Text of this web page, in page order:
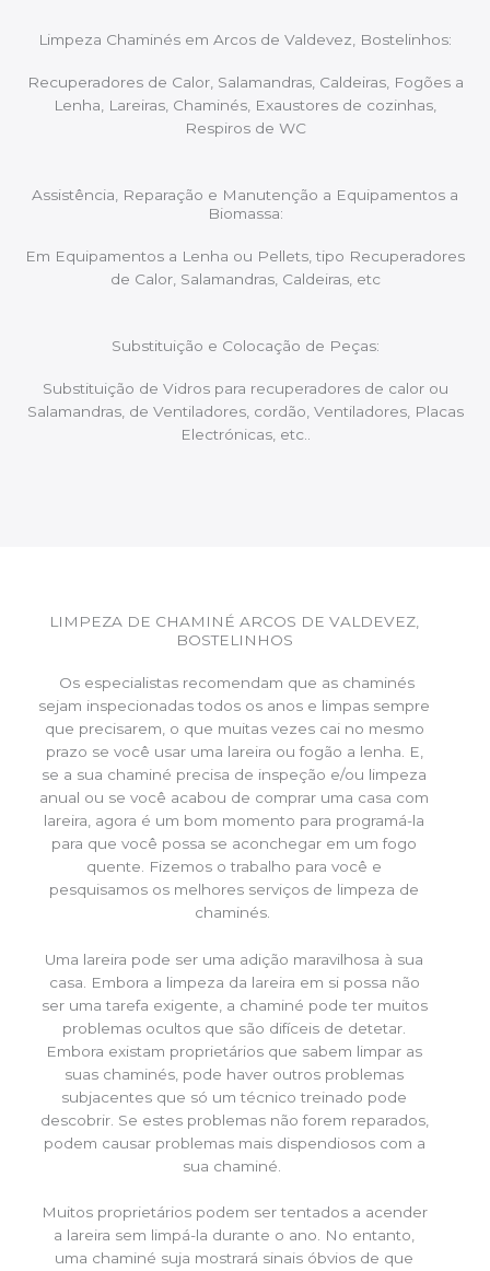
Limpeza Chaminés em Arcos de Valdevez, Bostelinhos:
Recuperadores de Calor, Salamandras, Caldeiras, Fogões a
Lenha, Lareiras, Chaminés, Exaustores de cozinhas,
Respiros de WC
Assistência, Reparação e Manutenção a Equipamentos a
Biomassa:
Em Equipamentos a Lenha ou Pellets, tipo Recuperadores
de Calor, Salamandras, Caldeiras, etc
Substituição e Colocação de Peças:
Substituição de Vidros para recuperadores de calor ou
Salamandras, de Ventiladores, cordão, Ventiladores, Placas
Electrónicas, etc..
LIMPEZA DE CHAMINÉ ARCOS DE VALDEVEZ,
BOSTELINHOS
Os especialistas recomendam que as chaminés
sejam inspecionadas todos os anos e limpas sempre
que precisarem, o que muitas vezes cai no mesmo
prazo se você usar uma lareira ou fogão a lenha. E,
se a sua chaminé precisa de inspeção e/ou limpeza
anual ou se você acabou de comprar uma casa com
lareira, agora é um bom momento para programá-la
para que você possa se aconchegar em um fogo
quente. Fizemos o trabalho para você e
pesquisamos os melhores serviços de limpeza de
chaminés.
Uma lareira pode ser uma adição maravilhosa à sua
casa. Embora a limpeza da lareira em si possa não
ser uma tarefa exigente, a chaminé pode ter muitos
problemas ocultos que são difíceis de detetar.
Embora existam proprietários que sabem limpar as
suas chaminés, pode haver outros problemas
subjacentes que só um técnico treinado pode
descobrir. Se estes problemas não forem reparados,
podem causar problemas mais dispendiosos com a
sua chaminé.
Muitos proprietários podem ser tentados a acender
a lareira sem limpá-la durante o ano. No entanto,
uma chaminé suja mostrará sinais óbvios de que